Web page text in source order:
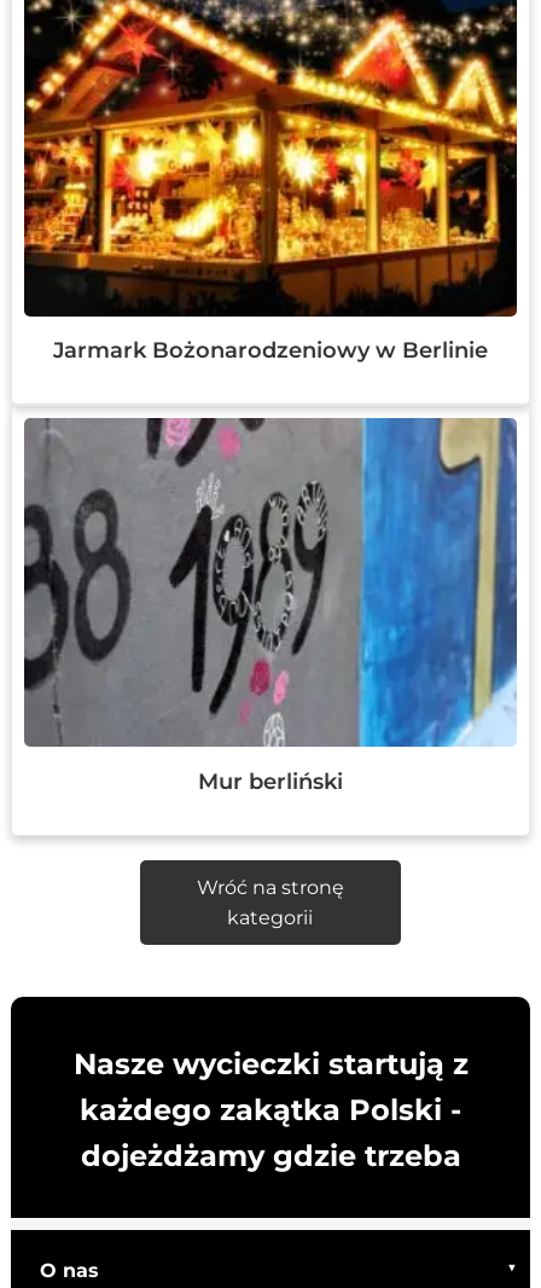
Jarmark Bożonarodzeniowy w Berlinie
Mur berliński
Wróć na stronę
kategorii
Nasze wycieczki startują z
każdego zakątka Polski -
dojeżdżamy gdzie trzeba
O nas